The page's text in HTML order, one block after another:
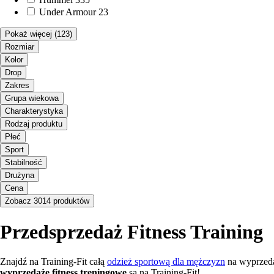
Under Armour 23
Pokaż więcej (123)
Rozmiar
Kolor
Drop
Zakres
Grupa wiekowa
Charakterystyka
Rodzaj produktu
Płeć
Sport
Stabilność
Drużyna
Cena
Zobacz 3014 produktów
Przedsprzedaż Fitness Training
Znajdź na Training-Fit całą odzież sportową dla mężczyzn na